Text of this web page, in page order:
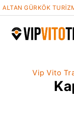
ALTAN GÜRKÖK
Vip Vito